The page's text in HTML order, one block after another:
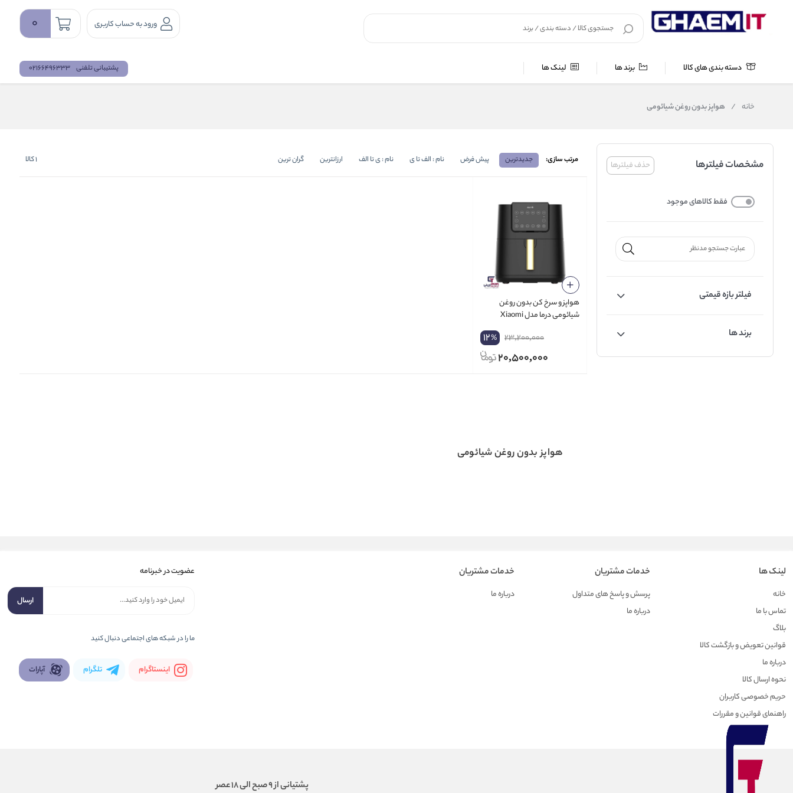
ورود به حساب کاربری 0
دسته بندی های کالا برند ها لینک ها پشتیبانی تلفنی 02166496333
خانه / هواپز بدون روغن شیائومی
حذف فیلترها مشخصات فیلترها
فقط کالاهای موجود
فیلتر بازه قیمتی
برند ها
مرتب سازی: جدیدترین پیش فرض نام : الف تا ی نام : ی تا الف ارزانترین گران ترین 1کالا
هواپز و سرخ کن بدون روغن
شیائومی درما مدل Xiaomi
23,200,000
12%
20,500,000
هواپز بدون روغن شیائومی
لینک ها
خانه
تماس با ما
بلاگ
قوانین تعویض و بازگشت کالا
درباره ما
نحوه ارسال کالا
حریم خصوصی کاربران
راهنمای قوانین و مقررات
خدمات مشتریان
پرسش و پاسخ های متداول
درباره ما
خدمات مشتریان
درباره ما
عضویت در خبرنامه
ارسال
ما را در شبكه های اجتماعی دنبال کنید
اینستاگرام تلگرام آپارات
پشتیانی از 9 صبح الی 18 عصر